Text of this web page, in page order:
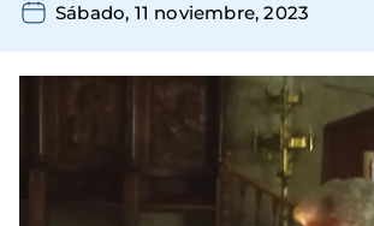
Sábado, 11 noviembre, 2023